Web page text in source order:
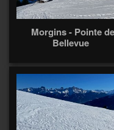
Morgins - Pointe de
Bellevue